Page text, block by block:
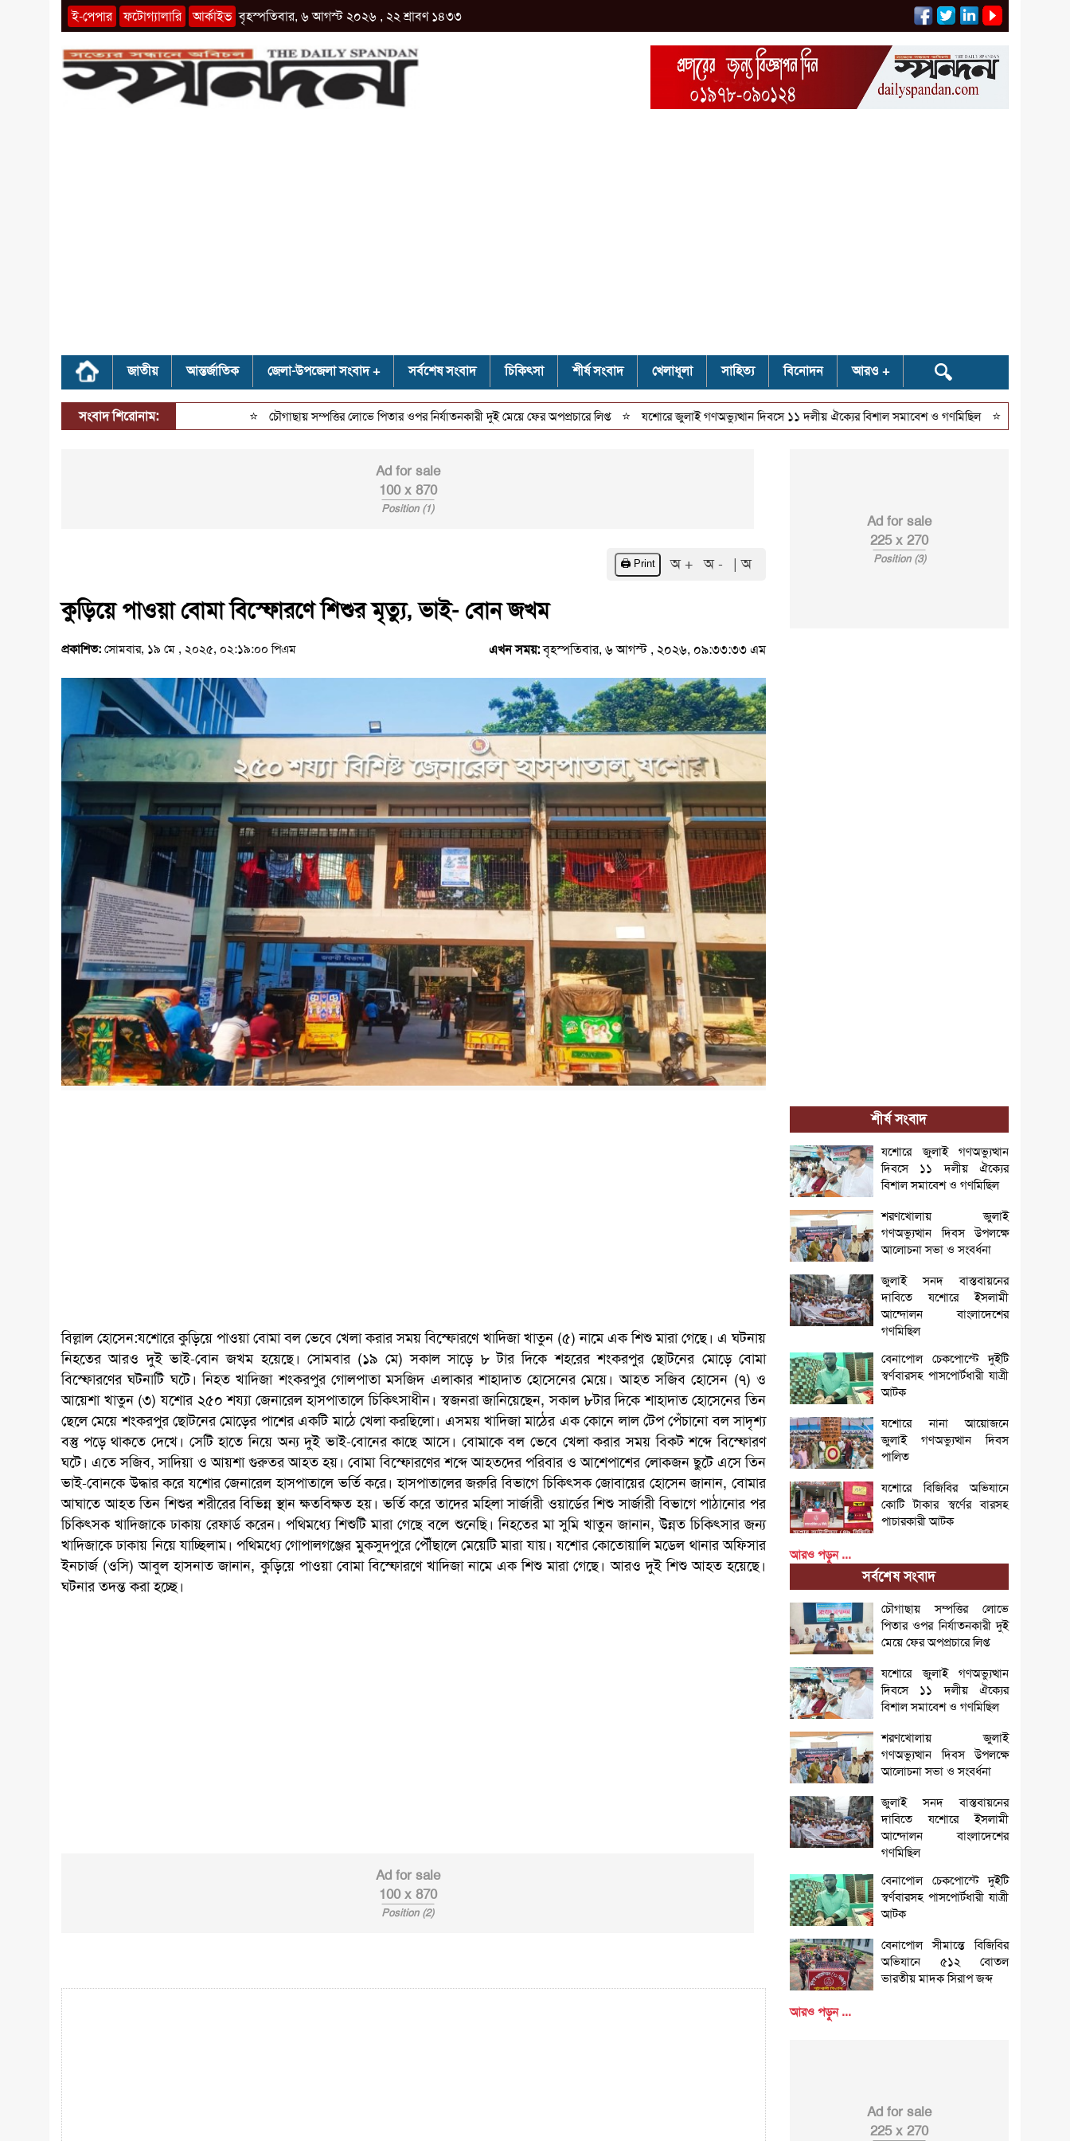
ই-পেপার ফটোগ্যালারি আর্কাইভ বৃহস্পতিবার, ৬ আগস্ট ২০২৬ , ২২ শ্রাবণ ১৪৩৩
জাতীয় আন্তর্জাতিক জেলা-উপজেলা সংবাদ সর্বশেষ সংবাদ চিকিৎসা শীর্ষ সংবাদ খেলাধূলা সাহিত্য বিনোদন আরও 🔍
সংবাদ শিরোনাম: চৌগাছায় সম্পত্তির লোভে পিতার ওপর নির্যাতনকারী দুই মেয়ে ফের অপপ্রচারে লিপ্ত ⭐ যশোরে জুলাই গণঅভ্যুত্থান দিবসে ১১ দলীয় ঐক্যের বিশাল সমাবেশ ও গণমিছিল ⭐ শরণখোলায় জুলাই
Ad for sale
100 x 870
Position (1)
🖨️ Print অ + অ - | অ
কুড়িয়ে পাওয়া বোমা বিস্ফোরণে শিশুর মৃত্যু, ভাই- বোন জখম
প্রকাশিত: সোমবার, ১৯ মে , ২০২৫, ০২:১৯:০০ পিএম এখন সময়:বৃহস্পতিবার, ৬ আগস্ট , ২০২৬, ০৯:৩৩:৩৩ এম
বিল্লাল হোসেন:যশোরে কুড়িয়ে পাওয়া বোমা বল ভেবে খেলা করার সময় বিস্ফোরণে খাদিজা খাতুন (৫) নামে এক শিশু মারা গেছে। এ ঘটনায়
নিহতের আরও দুই ভাই-বোন জখম হয়েছে। সোমবার (১৯ মে) সকাল সাড়ে ৮ টার দিকে শহরের শংকরপুর ছোটনের মোড়ে বোমা
বিস্ফোরণের ঘটনাটি ঘটে। নিহত খাদিজা শংকরপুর গোলপাতা মসজিদ এলাকার শাহাদাত হোসেনের মেয়ে। আহত সজিব হোসেন (৭) ও
আয়েশা খাতুন (৩) যশোর ২৫০ শয্যা জেনারেল হাসপাতালে চিকিৎসাধীন। স্বজনরা জানিয়েছেন, সকাল ৮টার দিকে শাহাদাত হোসেনের তিন
ছেলে মেয়ে শংকরপুর ছোটনের মোড়ের পাশের একটি মাঠে খেলা করছিলো। এসময় খাদিজা মাঠের এক কোনে লাল টেপ পেঁচানো বল সাদৃশ্য
বস্তু পড়ে থাকতে দেখে। সেটি হাতে নিয়ে অন্য দুই ভাই-বোনের কাছে আসে। বোমাকে বল ভেবে খেলা করার সময় বিকট শব্দে বিস্ফোরণ
ঘটে। এতে সজিব, সাদিয়া ও আয়শা গুরুতর আহত হয়। বোমা বিস্ফোরণের শব্দে আহতদের পরিবার ও আশেপাশের লোকজন ছুটে এসে তিন
ভাই-বোনকে উদ্ধার করে যশোর জেনারেল হাসপাতালে ভর্তি করে। হাসপাতালের জরুরি বিভাগে চিকিৎসক জোবায়ের হোসেন জানান, বোমার
আঘাতে আহত তিন শিশুর শরীরের বিভিন্ন স্থান ক্ষতবিক্ষত হয়। ভর্তি করে তাদের মহিলা সার্জারী ওয়ার্ডের শিশু সার্জারী বিভাগে পাঠানোর পর
চিকিৎসক খাদিজাকে ঢাকায় রেফার্ড করেন। পথিমধ্যে শিশুটি মারা গেছে বলে শুনেছি। নিহতের মা সুমি খাতুন জানান, উন্নত চিকিৎসার জন্য
খাদিজাকে ঢাকায় নিয়ে যাচ্ছিলাম। পথিমধ্যে গোপালগঞ্জের মুকসুদপুরে পৌঁছালে মেয়েটি মারা যায়। যশোর কোতোয়ালি মডেল থানার অফিসার
ইনচার্জ (ওসি) আবুল হাসনাত জানান, কুড়িয়ে পাওয়া বোমা বিস্ফোরণে খাদিজা নামে এক শিশু মারা গেছে। আরও দুই শিশু আহত হয়েছে।
ঘটনার তদন্ত করা হচ্ছে।
Ad for sale
100 x 870
Position (2)
Ad for sale
225 x 270
Position (3)
শীর্ষ সংবাদ
যশোরে জুলাই গণঅভ্যুত্থান
দিবসে ১১ দলীয় ঐক্যের
বিশাল সমাবেশ ও গণমিছিল
শরণখোলায় জুলাই
গণঅভ্যুত্থান দিবস উপলক্ষে
আলোচনা সভা ও সংবর্ধনা
জুলাই সনদ বাস্তবায়নের
দাবিতে যশোরে ইসলামী
আন্দোলন বাংলাদেশের
গণমিছিল
বেনাপোল চেকপোস্টে দুইটি
স্বর্ণবারসহ পাসপোর্টধারী যাত্রী
আটক
যশোরে নানা আয়োজনে
জুলাই গণঅভ্যুত্থান দিবস
পালিত
যশোরে বিজিবির অভিযানে
কোটি টাকার স্বর্ণের বারসহ
পাচারকারী আটক
আরও পড়ুন ...
সর্বশেষ সংবাদ
চৌগাছায় সম্পত্তির লোভে
পিতার ওপর নির্যাতনকারী দুই
মেয়ে ফের অপপ্রচারে লিপ্ত
যশোরে জুলাই গণঅভ্যুত্থান
দিবসে ১১ দলীয় ঐক্যের
বিশাল সমাবেশ ও গণমিছিল
শরণখোলায় জুলাই
গণঅভ্যুত্থান দিবস উপলক্ষে
আলোচনা সভা ও সংবর্ধনা
জুলাই সনদ বাস্তবায়নের
দাবিতে যশোরে ইসলামী
আন্দোলন বাংলাদেশের
গণমিছিল
বেনাপোল চেকপোস্টে দুইটি
স্বর্ণবারসহ পাসপোর্টধারী যাত্রী
আটক
বেনাপোল সীমান্তে বিজিবির
অভিযানে ৫১২ বোতল
ভারতীয় মাদক সিরাপ জব্দ
আরও পড়ুন ...
Ad for sale
225 x 270